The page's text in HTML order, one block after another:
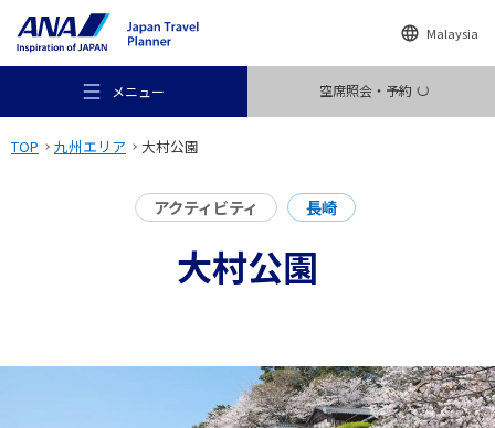
Malaysia
メニュー 空席照会・予約
TOP 九州エリア 大村公園
アクティビティ 長崎
大村公園